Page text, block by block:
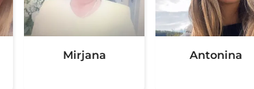
Mirjana Antonina